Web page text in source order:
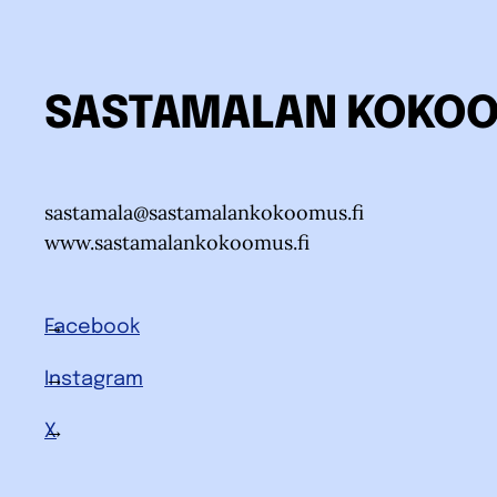
SASTAMALAN
sastamala@sastamalankokoomus.fi
www.sastamalankokoomus.fi
Facebook
Instagram
X